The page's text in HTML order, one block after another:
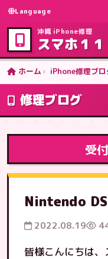
Language
沖縄 iPhone修理
スマホ１１
ホーム iPhone修理ブロ
修理ブログ
受
Nintendo
2022.08.19
皆様こんにちは